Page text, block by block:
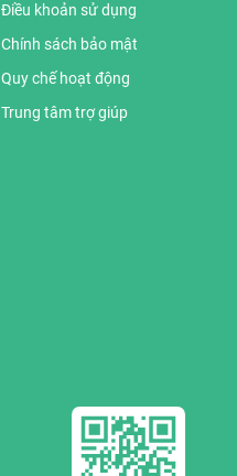
Điều khoản sử dụng
Chính sách bảo mật
Quy chế hoạt động
Trung tâm trợ giúp